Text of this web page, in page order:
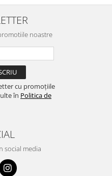
noastre
cu promoțiile
în Politica de
social media